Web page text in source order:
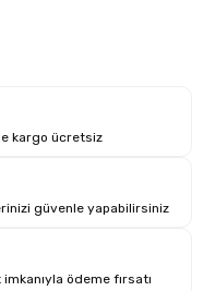
kargo ücretsiz
güvenle yapabilirsiniz
ödeme fırsatı